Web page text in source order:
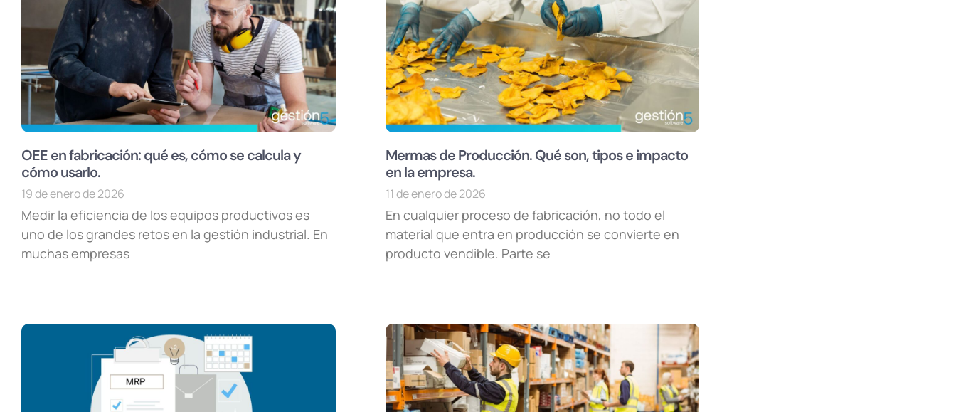
OEE en fabricación: qué es, cómo se calcula y
cómo usarlo.
19 de enero de 2026
Medir la eficiencia de los equipos productivos es
uno de los grandes retos en la gestión industrial. En
muchas empresas
Mermas de Producción. Qué son, tipos e impacto
en la empresa.
11 de enero de 2026
En cualquier proceso de fabricación, no todo el
material que entra en producción se convierte en
producto vendible. Parte se